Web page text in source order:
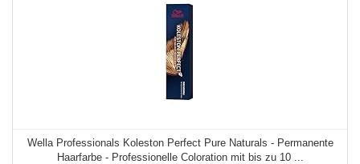
Wella Professionals Koleston Perfect Pure Naturals - Permanente
Haarfarbe - Professionelle Coloration mit bis zu 10 ...